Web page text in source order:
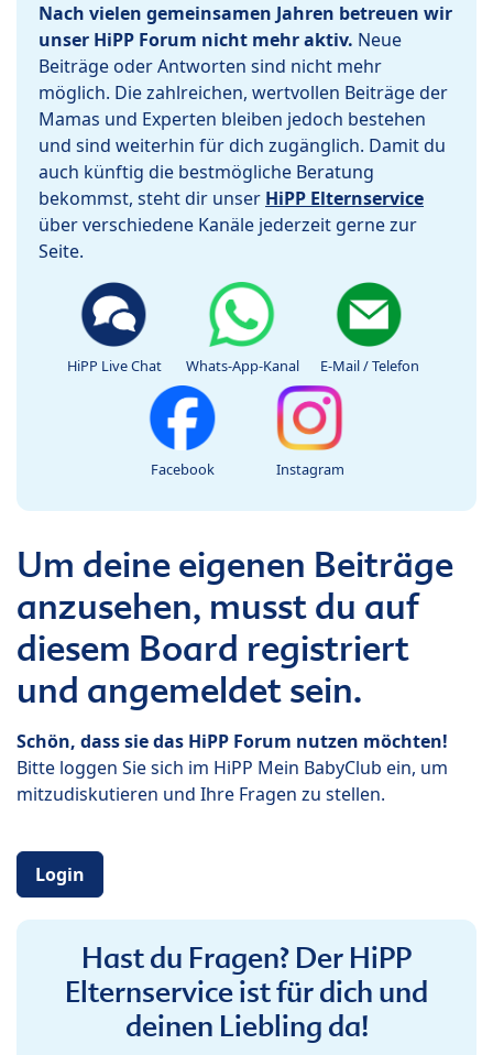
Nach vielen gemeinsamen Jahren betreuen wir
unser HiPP Forum nicht mehr aktiv. Neue
Beiträge oder Antworten sind nicht mehr
möglich. Die zahlreichen, wertvollen Beiträge der
Mamas und Experten bleiben jedoch bestehen
und sind weiterhin für dich zugänglich. Damit du
auch künftig die bestmögliche Beratung
bekommst, steht dir unser HiPP Elternservice
über verschiedene Kanäle jederzeit gerne zur
Seite.
HiPP Live Chat Whats-App-Kanal E-Mail / Telefon
Facebook Instagram
Um deine eigenen Beiträge
anzusehen, musst du auf
diesem Board registriert
und angemeldet sein.
Schön, dass sie das HiPP Forum nutzen möchten!
Bitte loggen Sie sich im HiPP Mein BabyClub ein, um
mitzudiskutieren und Ihre Fragen zu stellen.
Login
Hast du Fragen? Der HiPP
Elternservice ist für dich und
deinen Liebling da!